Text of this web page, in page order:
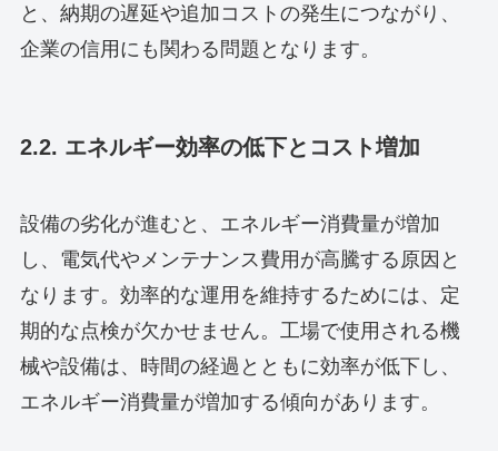
と、納期の遅延や追加コストの発生につながり、
企業の信用にも関わる問題となります。
2.2. エネルギー効率の低下とコスト増加
設備の劣化が進むと、エネルギー消費量が増加
し、電気代やメンテナンス費用が高騰する原因と
なります。効率的な運用を維持するためには、定
期的な点検が欠かせません。工場で使用される機
械や設備は、時間の経過とともに効率が低下し、
エネルギー消費量が増加する傾向があります。